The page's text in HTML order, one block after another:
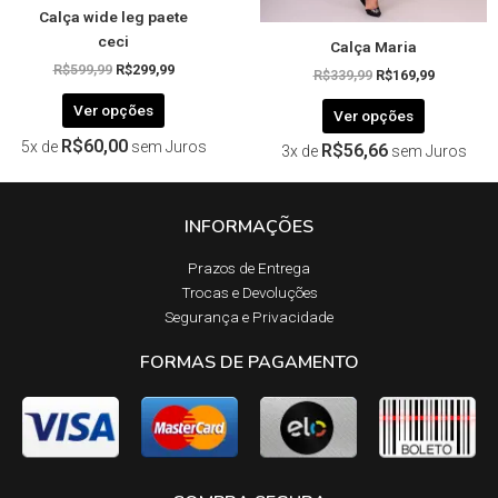
Calça wide leg paete
ceci
R$599,99 R$299,99
Ver opções
do
5x de R$60,00 sem Juros
Calça Maria
R$339,99 R$169,99
Ver opções
do
3x de R$56,66 sem Juros
INFORMAÇÕES
Prazos de Entrega​
Trocas e Devoluções​
Segurança e Privacidade
FORMAS DE PAGAMENTO